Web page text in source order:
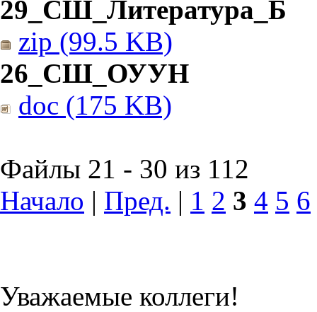
29_СШ_Литература_Б
zip (99.5 KB)
26_СШ_ОУУН
doc (175 KB)
Файлы 21 - 30 из 112
Начало | Пред. | 1 2 3 4 5 6
Уважаемые коллеги!